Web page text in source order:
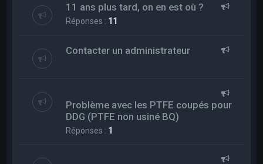
11 ans plus tard, on en est où ?
Réponses : 11
Contacter un administrateur
Problème avec les PTFE coupés pour
DDG (PTFE non usiné BQ)
Réponses : 1